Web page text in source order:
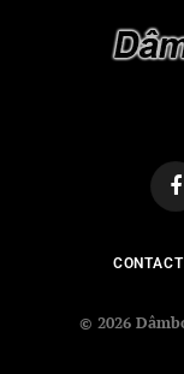
CONTACT
© 2026